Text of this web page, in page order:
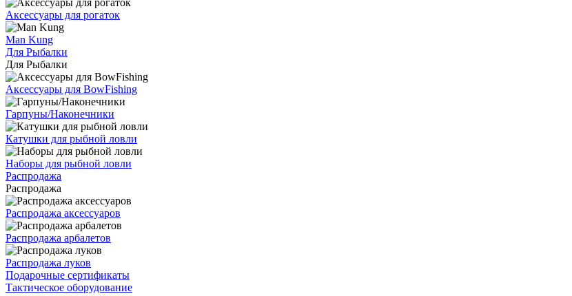
Аксессуары для рогаток
Man Kung
Для Рыбалки
Для Рыбалки
Аксессуары для BowFishing
Гарпуны/Наконечники
Катушки для рыбной ловли
Наборы для рыбной ловли
Распродажа
Распродажа
Распродажа аксессуаров
Распродажа арбалетов
Распродажа луков
Подарочные сертификаты
Тактическое оборудование